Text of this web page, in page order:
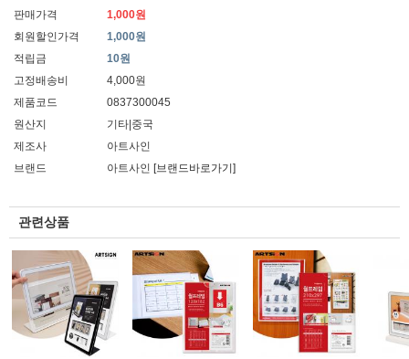
판매가격
1,000원
회원할인가격
1,000원
적립금
10원
고정배송비
4,000원
제품코드
0837300045
원산지
기타|중국
제조사
아트사인
브랜드
아트사인 [브랜드바로가기]
관련상품